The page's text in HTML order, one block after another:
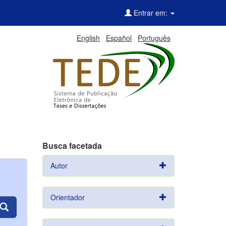
Entrar em:
English Español Português
Busca facetada
Autor
Orientador